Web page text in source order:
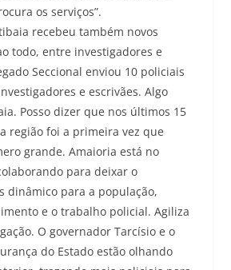
os serviços”.
recebeu também novos
todo, entre investigadores e
Seccional enviou 10 policiais
e escrivães. Algo
Posso dizer que nos últimos 15
região foi a primeira vez que
grande. Amaioria está no
para deixar o
dinâmico para a população,
e o trabalho policial. Agiliza
O governador Tarcísio e o
do Estado estão olhando